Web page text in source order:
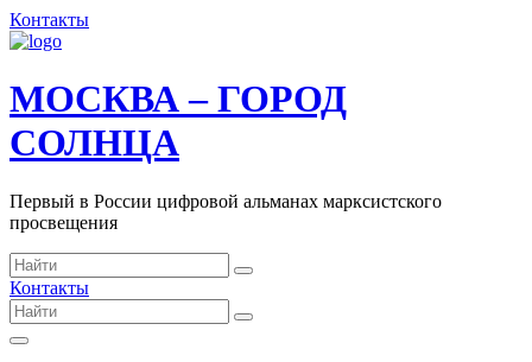
Контакты
МОСКВА – ГОРОД
СОЛНЦА
Первый в России цифровой альманах марксистского
просвещения
Контакты